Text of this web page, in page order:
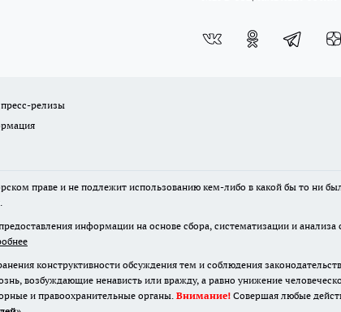
релизы
праве и не подлежит использованию кем-либо в какой бы то ни
информации на основе сбора, систематизации и анализа
конструктивности обсуждения тем и соблюдения
возбуждающие ненависть или вражду, а равно унижение
и правоохранительные органы. Внимание! Совершая любые